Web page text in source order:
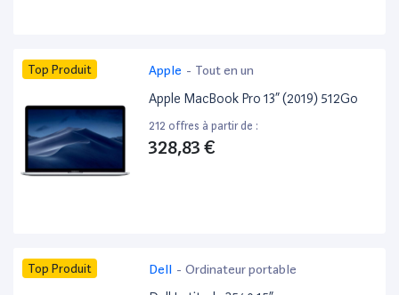
Top Produit Apple - Tout en un
Apple MacBook Pro 13” (2019) 512Go
212 offres à partir de :
328,83 €
Top Produit Dell - Ordinateur portable